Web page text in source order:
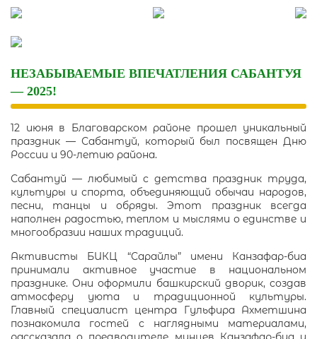
Skip
content
НЕЗАБЫВАЕМЫЕ ВПЕЧАТЛЕНИЯ САБАНТУЯ
— 2025!
12 июня в Благоварском районе прошел уникальный
праздник — Сабантуй, который был посвящен Дню
России и 90-летию района.
Сабантуй — любимый с детства праздник труда,
культуры и спорта, объединяющий обычаи народов,
песни, танцы и обряды. Этот праздник всегда
наполнен радостью, теплом и мыслями о единстве и
многообразии наших традиций.
Активисты БИКЦ “Сарайлы” имени Канзафар-биа
принимали активное участие в национальном
празднике. Они оформили башкирский дворик, создав
атмосферу уюта и традиционной культуры.
Главный специалист центра Гульфира Ахметшина
познакомила гостей с наглядными материалами,